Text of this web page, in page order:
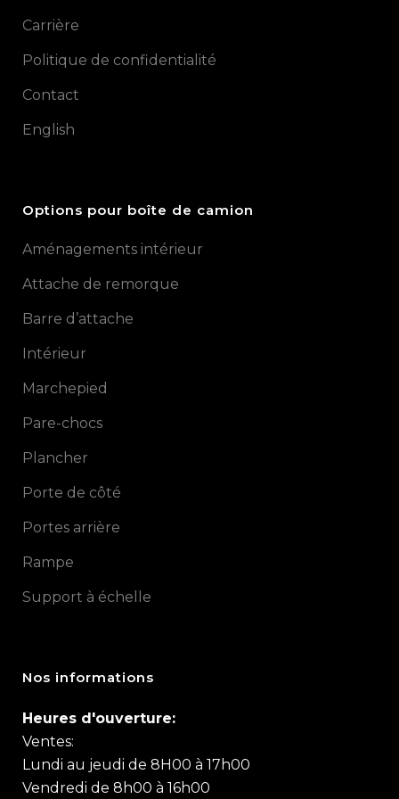
Carrière
Politique de confidentialité
Contact
English
Options pour boîte de camion
Aménagements intérieur
Attache de remorque
Barre d’attache
Intérieur
Marchepied
Pare-chocs
Plancher
Porte de côté
Portes arrière
Rampe
Support à échelle
Nos informations
Heures d'ouverture:
Ventes:
Lundi au jeudi de 8H00 à 17h00
Vendredi de 8h00 à 16h00